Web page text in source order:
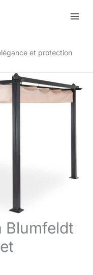
et protection
Blumfeldt